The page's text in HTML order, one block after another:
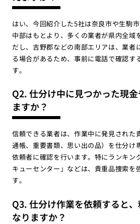
はい、今回紹介した5社は奈良市や生駒
中部はもとより、多くの業者が県内全域
だし、吉野郡などの南部エリアは、業者
る場合があるため、事前に電話で確認す
す。
Q2. 仕分け中に見つかった現
ますか？
信頼できる業者は、作業中に発見された
通帳、重要書類、思い出の品）を仕分け
依頼者に確認を行います。特にランキン
キューセンター」などは、貴重品捜索を
す。
Q3. 仕分け作業を依頼すると
なりますか？